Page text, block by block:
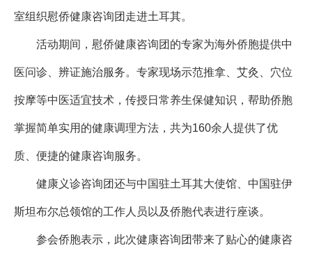
室组织慰侨健康咨询团走进土耳其。
活动期间，慰侨健康咨询团的专家为海外侨胞提供中
医问诊、辨证施治服务。专家现场示范推拿、艾灸、穴位
按摩等中医适宜技术，传授日常养生保健知识，帮助侨胞
掌握简单实用的健康调理方法，共为160余人提供了优
质、便捷的健康咨询服务。
健康义诊咨询团还与中国驻土耳其大使馆、中国驻伊
斯坦布尔总领馆的工作人员以及侨胞代表进行座谈。
参会侨胞表示，此次健康咨询团带来了贴心的健康咨